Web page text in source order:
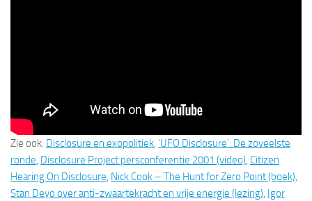
Zie ook: Disclosure en exopolitiek, ‘UFO Disclosure’: De zoveelste
ronde, Disclosure Project persconferentie 2001 (video), Citizen
Hearing On Disclosure, Nick Cook – The Hunt for Zero Point (boek),
Stan Deyo over anti-zwaartekracht en vrije energie (lezing), Igor